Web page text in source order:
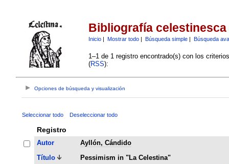
Bibliografía celestinesca
Inicio| Mostrar todo| Búsqueda simple| Búsqueda
1–1 de 1 registro encontrado(s) con los
(RSS):
Opciones de búsqueda y visualización
Seleccionar todo Deseleccionar todo
Registro
Autor
Ayllón, Cándido
Título
Pessimism in "La Celestina"